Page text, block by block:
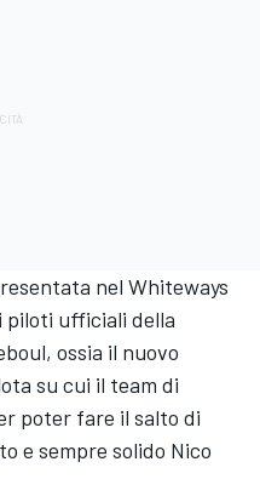
nel Whiteways
piloti ufficiali della
ossia il nuovo
su cui il team di
poter fare il salto di
e sempre solido Nico